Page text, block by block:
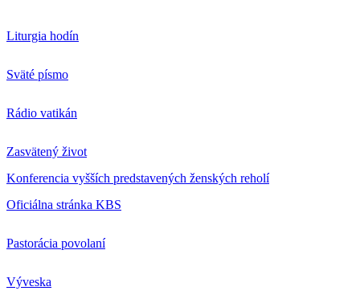
Liturgia hodín
Sväté písmo
Rádio vatikán
Zasvätený život
Konferencia vyšších predstavených ženských reholí
Oficiálna stránka KBS
Pastorácia povolaní
Výveska